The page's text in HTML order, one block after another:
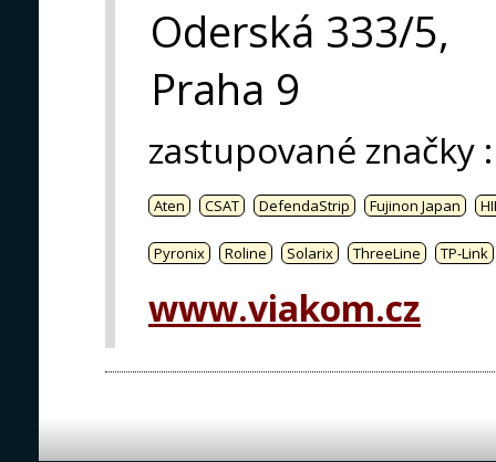
Oderská 333/5,
Praha 9
zastupované značky :
Aten CSAT DefendaStrip Fujinon Japan
Pyronix Roline Solarix ThreeLine TP-Link
www.viakom.cz